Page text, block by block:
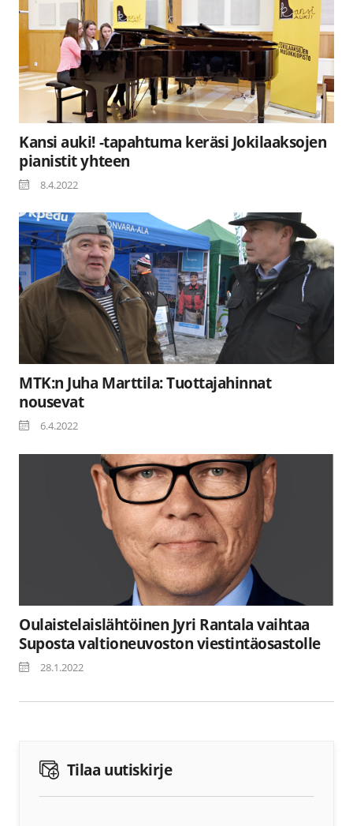
Kansi auki! -tapahtuma keräsi Jokilaaksojen
pianistit yhteen
8.4.2022
MTK:n Juha Marttila: Tuottajahinnat
nousevat
6.4.2022
Oulaistelaislähtöinen Jyri Rantala vaihtaa
Suposta valtioneuvoston viestintäosastolle
28.1.2022
Tilaa uutiskirje